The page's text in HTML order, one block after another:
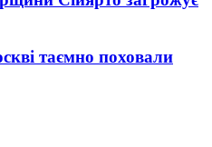
таємно поховали